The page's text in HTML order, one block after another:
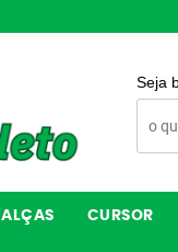
Seja
ALÇAS CURSOR